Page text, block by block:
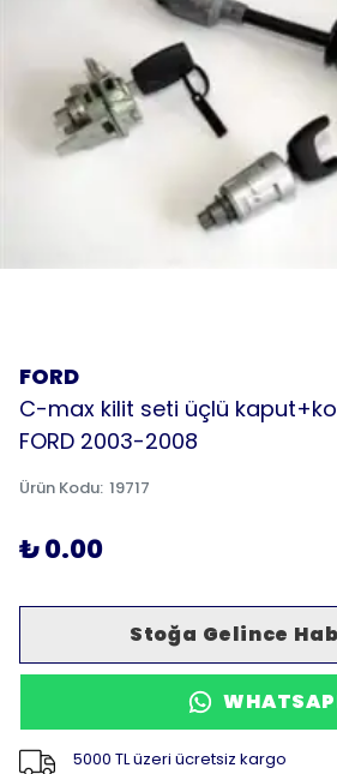
FORD
C-max kilit seti üçlü
FORD 2003-2008
Ürün Kodu: 19717
₺ 0.00
Stoğa Gelince
5000 TL üzeri ücretsiz kargo